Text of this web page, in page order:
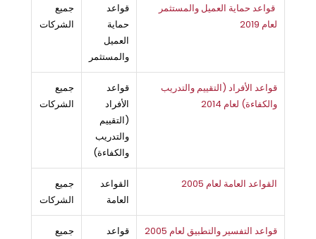
قواعد حماية العميل والمستثمر
لعام 2019
قواعد
حماية
العميل
والمستثمر
جميع
الشركات
قواعد الأفراد (التقييم والتدريب
والكفاءة) لعام 2014
قواعد
الأفراد
(التقييم
والتدريب
والكفاءة)
جميع
الشركات
القواعد العامة لعام 2005
القواعد
العامة
جميع
الشركات
قواعد التفسير والتطبيق لعام 2005
قواعد
جميع